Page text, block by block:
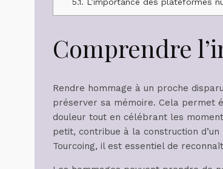
Comprendre
Rendre hommage à un proche
préserver sa mémoire. Cela permet
douleur tout en célébrant les
petit, contribue à la construction d’un
Tourcoing, il est essentiel de